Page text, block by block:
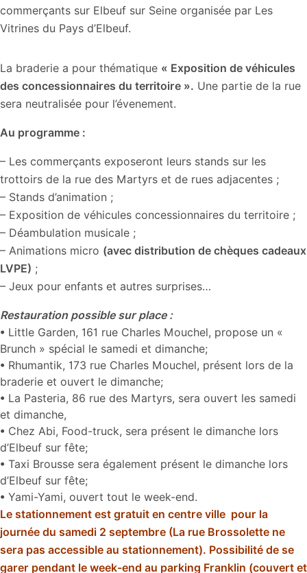
commerçants sur Elbeuf sur Seine organisée par Les
Vitrines du Pays d’Elbeuf.
La braderie a pour thématique « Exposition de véhicules
des concessionnaires du territoire ». Une partie de la rue
sera neutralisée pour l’évenement.
Au programme :
– Les commerçants exposeront leurs stands sur les
trottoirs de la rue des Martyrs et de rues adjacentes ;
– Stands d’animation ;
– Exposition de véhicules concessionnaires du territoire ;
– Déambulation musicale ;
– Animations micro (avec distribution de chèques cadeaux
LVPE) ;
– Jeux pour enfants et autres surprises…
Restauration possible sur place :
• Little Garden, 161 rue Charles Mouchel, propose un «
Brunch » spécial le samedi et dimanche;
• Rhumantik, 173 rue Charles Mouchel, présent lors de la
braderie et ouvert le dimanche;
• La Pasteria, 86 rue des Martyrs, sera ouvert les samedi
et dimanche,
• Chez Abi, Food-truck, sera présent le dimanche lors
d’Elbeuf sur fête;
• Taxi Brousse sera également présent le dimanche lors
d’Elbeuf sur fête;
• Yami-Yami, ouvert tout le week-end.
Le stationnement est gratuit en centre ville pour la
journée du samedi 2 septembre (La rue Brossolette ne
sera pas accessible au stationnement). Possibilité de se
garer pendant le week-end au parking Franklin (couvert et